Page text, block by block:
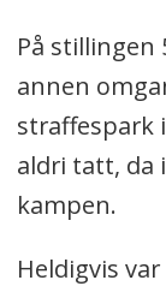
På
annen
straffespark
aldri tatt, da
kampen.
Heldigvis